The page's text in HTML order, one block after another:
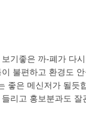
기좋은 까-폐가 다
불편하고 환경도
좋은 메신저가 될듯
리고 홍보분과도